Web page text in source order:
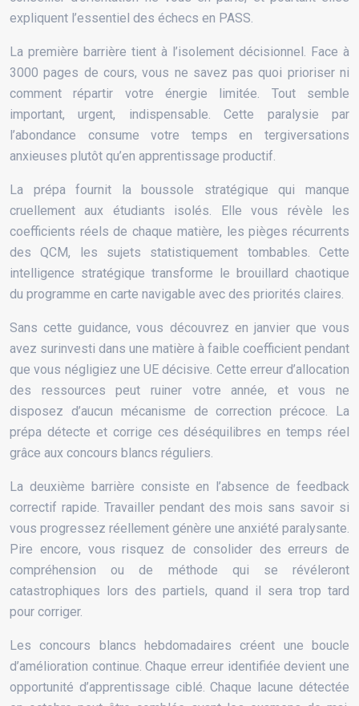
expliquent l’essentiel des échecs en PASS.
La première barrière tient à l’isolement décisionnel. Face à
3000 pages de cours, vous ne savez pas quoi prioriser ni
comment répartir votre énergie limitée. Tout semble
important, urgent, indispensable. Cette paralysie par
l’abondance consume votre temps en tergiversations
anxieuses plutôt qu’en apprentissage productif.
La prépa fournit la boussole stratégique qui manque
cruellement aux étudiants isolés. Elle vous révèle les
coefficients réels de chaque matière, les pièges récurrents
des QCM, les sujets statistiquement tombables. Cette
intelligence stratégique transforme le brouillard chaotique
du programme en carte navigable avec des priorités claires.
Sans cette guidance, vous découvrez en janvier que vous
avez surinvesti dans une matière à faible coefficient pendant
que vous négligiez une UE décisive. Cette erreur d’allocation
des ressources peut ruiner votre année, et vous ne
disposez d’aucun mécanisme de correction précoce. La
prépa détecte et corrige ces déséquilibres en temps réel
grâce aux concours blancs réguliers.
La deuxième barrière consiste en l’absence de feedback
correctif rapide. Travailler pendant des mois sans savoir si
vous progressez réellement génère une anxiété paralysante.
Pire encore, vous risquez de consolider des erreurs de
compréhension ou de méthode qui se révéleront
catastrophiques lors des partiels, quand il sera trop tard
pour corriger.
Les concours blancs hebdomadaires créent une boucle
d’amélioration continue. Chaque erreur identifiée devient une
opportunité d’apprentissage ciblé. Chaque lacune détectée